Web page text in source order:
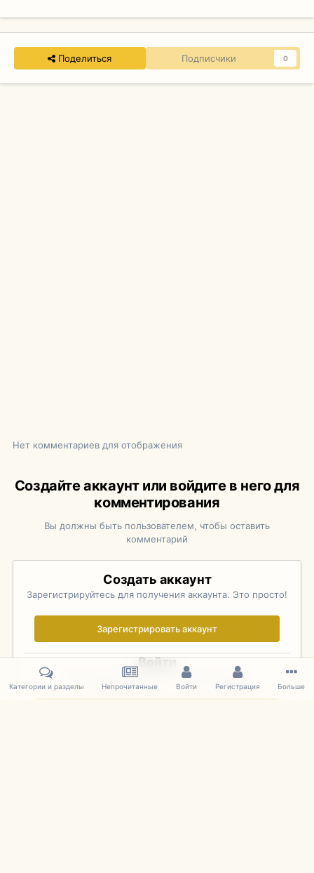
Поделиться Подписчики 0
Нет комментариев для отображения
Создайте аккаунт или войдите в него для
комментирования
Вы должны быть пользователем, чтобы оставить
комментарий
Создать аккаунт
Зарегистрируйтесь для получения аккаунта. Это просто!
Зарегистрировать аккаунт
Войти
Уже зарегистрированы? Войдите здесь.
Категории и разделы Непрочитанные Войти Регистрация Больше